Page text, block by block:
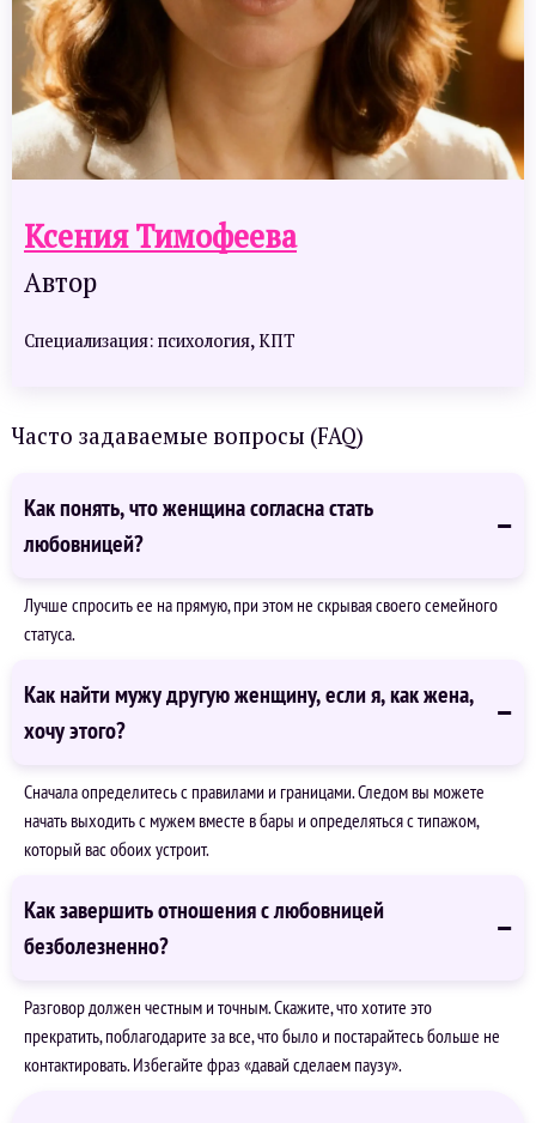
Ксения Тимофеева
Автор
Специализация: психология, КПТ
Часто задаваемые вопросы (FAQ)
Как понять, что женщина согласна стать
любовницей?
Лучше спросить ее на прямую, при этом не скрывая своего семейного
статуса.
Как найти мужу другую женщину, если я, как жена,
хочу этого?
Сначала определитесь с правилами и границами. Следом вы можете
начать выходить с мужем вместе в бары и определяться с типажом,
который вас обоих устроит.
Как завершить отношения с любовницей
безболезненно?
Разговор должен честным и точным. Скажите, что хотите это
прекратить, поблагодарите за все, что было и постарайтесь больше не
контактировать. Избегайте фраз «давай сделаем паузу».